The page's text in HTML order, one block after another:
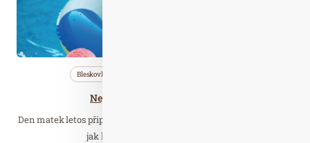
Bleskovky
Nejlepší dárek ke Dni matek?
Den matek letos připadá na neděli 14. května a pokud ještě nevíte,
jak kromě květiny a objetí máte…